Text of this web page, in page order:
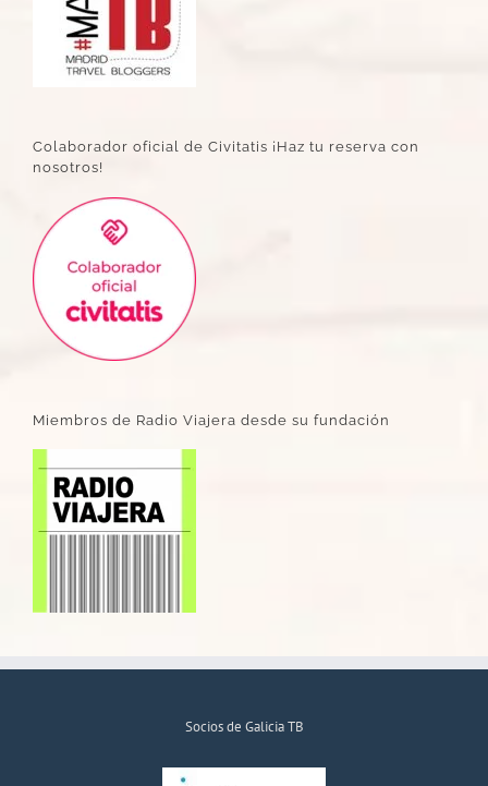
Colaborador oficial de Civitatis ¡Haz tu reserva con
nosotros!
Miembros de Radio Viajera desde su fundación
Socios de Galicia TB